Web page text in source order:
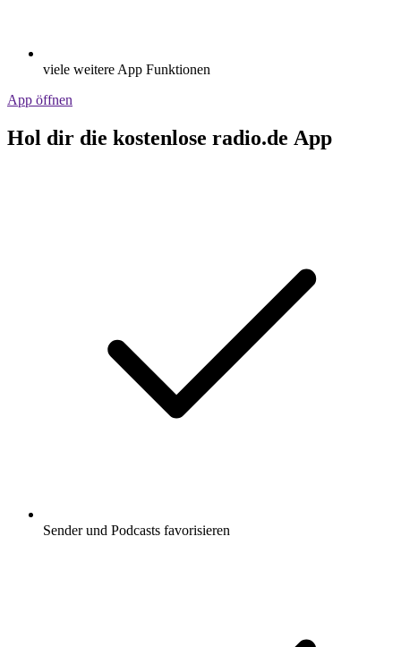
viele weitere App Funktionen
App öffnen
Hol dir die kostenlose radio.de App
Sender und Podcasts favorisieren